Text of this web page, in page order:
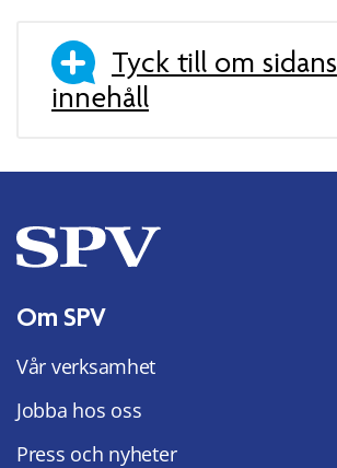
Tyck till om sidans
innehåll
Om SPV
Vår verksamhet
Jobba hos oss
Press och nyheter